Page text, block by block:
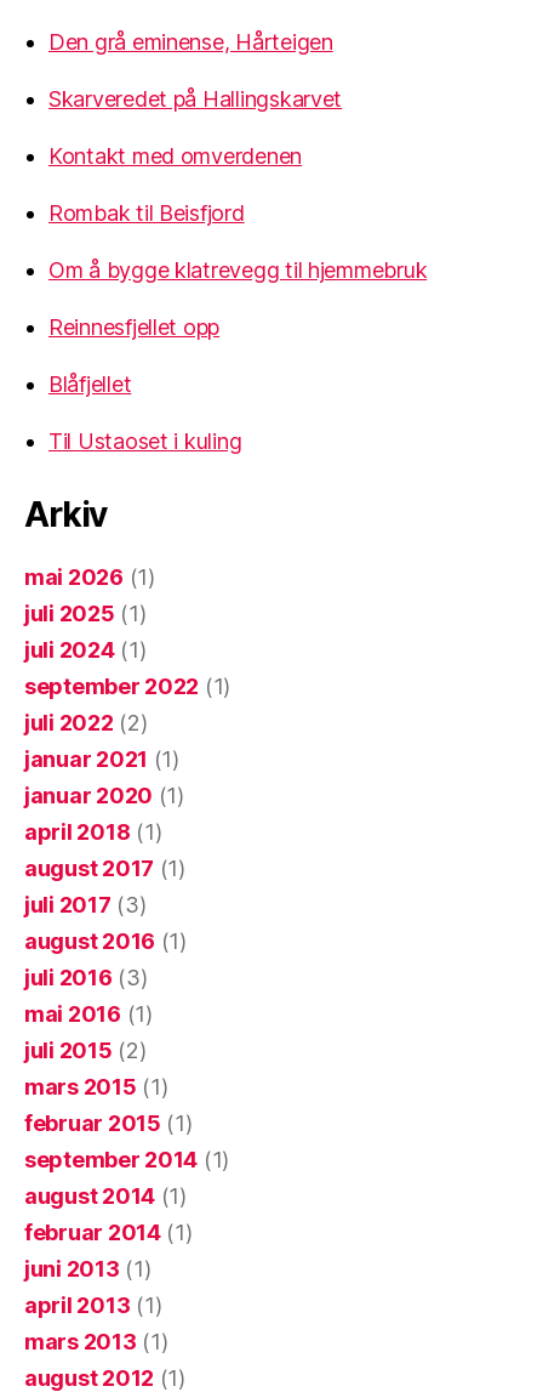
Den grå eminense, Hårteigen
Skarveredet på Hallingskarvet
Kontakt med omverdenen
Rombak til Beisfjord
Om å bygge klatrevegg til hjemmebruk
Reinnesfjellet opp
Blåfjellet
Til Ustaoset i kuling
Arkiv
mai 2026 (1)
juli 2025 (1)
juli 2024(1)
september 2022 (1)
juli 2022 (2)
januar 2021 (1)
januar 2020 (1)
april 2018 (1)
august 2017 (1)
juli 2017 (3)
august 2016 (1)
juli 2016 (3)
mai 2016 (1)
juli 2015 (2)
mars 2015 (1)
februar 2015 (1)
september 2014 (1)
august 2014 (1)
februar 2014(1)
juni 2013 (1)
april 2013 (1)
mars 2013 (1)
august 2012 (1)